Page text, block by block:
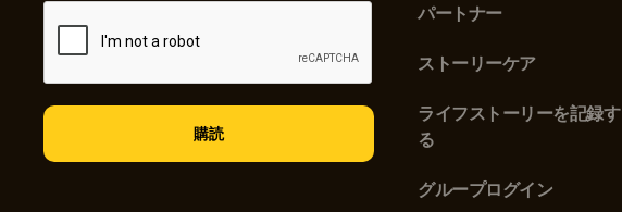
パートナー
ストーリーケア
ライフストーリーを記録す
る
グループログイン